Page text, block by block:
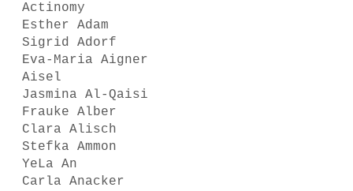
Actinomy
Esther Adam
Sigrid Adorf
Eva-Maria Aigner
Aisel
Jasmina Al-Qaisi
Frauke Alber
Clara Alisch
Stefka Ammon
YeLa An
Carla Anacker